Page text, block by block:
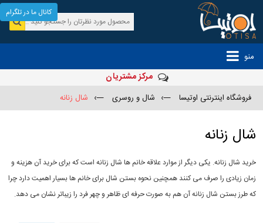
منو
مرکز مشتریان
فروشگاه اینترنتی اوتیسا —› شال و روسری —› شال زنانه
شال زنانه
خرید شال زنانه. یکی دیگر از موارد علاقه خانم ها شال زنانه است که برای خرید آن هزینه و
زمان زیادی را صرف می کنند همچنین نحوه بستن شال برای خانم ها بسیار اهمیت دارد چرا
که طرز بستن شال زنانه آن هم به صورت حرفه ای ظاهر و چهر فرد را زیباتر نشان می دهد.
کانال ما در تلگرام